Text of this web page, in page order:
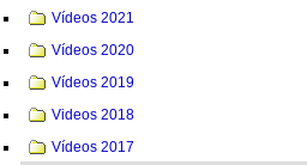
Vídeos 2021
Vídeos 2020
Vídeos 2019
Videos 2018
Vídeos 2017